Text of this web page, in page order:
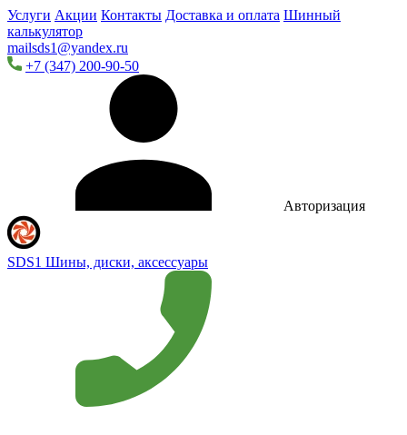
Услуги Акции Контакты Доставка и оплата Шинный
калькулятор
mailsds1@yandex.ru
+7 (347) 200-90-50
Авторизация
SDS1 Шины, диски, аксессуары